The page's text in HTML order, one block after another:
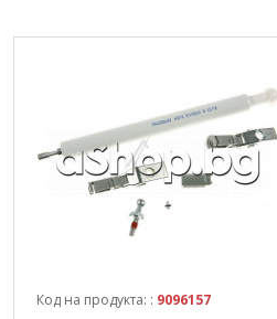
Код на продукта: : 9096157